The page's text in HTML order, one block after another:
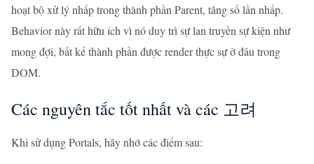
hoạt bộ xử lý nhấp trong thành phần Parent, tăng số lần nhấp.
Behavior này rất hữu ích vì nó duy trì sự lan truyền sự kiện như
mong đợi, bất kể thành phần được render thực sự ở đâu trong
DOM.
Các nguyên tắc tốt nhất và các 고려
Khi sử dụng Portals, hãy nhớ các điểm sau: